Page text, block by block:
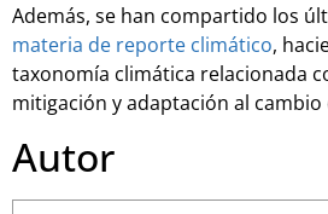
Además, se han compartido los
materia de reporte climático,
taxonomía climática relacionada
mitigación y adaptación al cambio
Autor